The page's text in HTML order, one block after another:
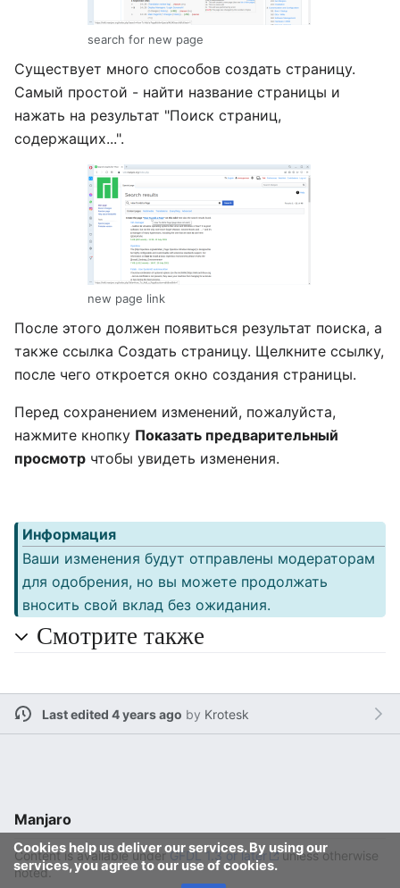
search for new page
Существует много способов создать страницу.
Самый простой - найти название страницы и
нажать на результат "Поиск страниц,
содержащих...".
new page link
После этого должен появиться результат поиска, а
также ссылка Создать страницу. Щелкните ссылку,
после чего откроется окно создания страницы.
Перед сохранением изменений, пожалуйста,
нажмите кнопку Показать предварительный
просмотр чтобы увидеть изменения.
Информация
Ваши изменения будут отправлены модераторам
для одобрения, но вы можете продолжать
вносить свой вклад без ожидания.
Смотрите также
Last edited 4 years ago by Krotesk
Cookies help us deliver our services. By using our
services, you agree to our use of cookies.
Manjaro
Content is available underGFDL 1.3 or later
unless otherwise
noted.